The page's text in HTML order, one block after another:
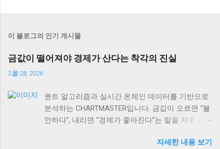
이 블로그의 인기 게시물
금값이 떨어져야 경제가 산다는 착각의 진실
3월 28, 2026
퀀트 알고리즘과 실시간 온체인 데이터를 기반으로
분석하는 CHARTMASTER입니다. 금값이 오르면 “불
안하다”, 내리면 “경제가 좋아진다”는 말을 자주 듣
재 글로벌 자산시장을 보면, 이런 단순한 공식이 얼
자세한 내용 보기